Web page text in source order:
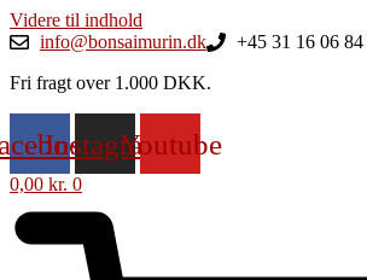
Videre til indhold
info@bonsaimurin.dk
+45 31 16 06 84
Fri fragt over 1.000 DKK.
InstagramYoutube
0,00 kr. 0